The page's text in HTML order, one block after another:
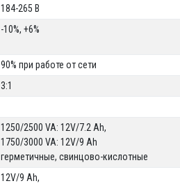
184-265 В
-10%, +6%
90% при работе от сети
3:1
1250/2500 VA: 12V/7.2 Ah,
1750/3000 VA: 12V/9 Ah
герметичные, свинцово-кислотные
12V/9 Ah,